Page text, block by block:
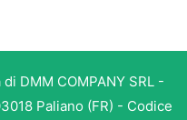
DMM COMPANY SRL -
Paliano (FR) - Codice